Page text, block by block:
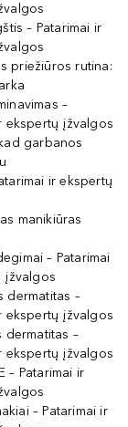
– Patarimai ir
priežiūros rutina:
–
ekspertų įžvalgos
garbanos
ir ekspertų
manikiūras
– Patarimai
įžvalgos
dermatitas –
ekspertų įžvalgos
dermatitas –
ekspertų įžvalgos
– Patarimai ir
– Patarimai ir